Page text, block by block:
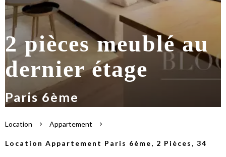
2 pièces meublé au
dernier étage
Paris 6ème
Location Appartement
Location Appartement Paris 6ème, 2 Pièces, 34